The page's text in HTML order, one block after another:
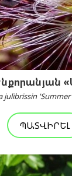
julibrissin
ՊԱՏՎԻՐԵԼ